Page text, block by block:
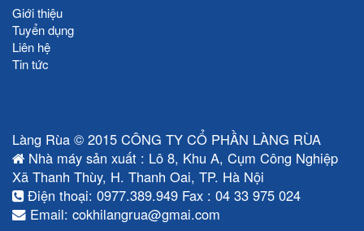
Giới thiệu
Tuyển dụng
Liên hệ
Tin tức
Làng Rùa © 2015 CÔNG TY CỔ PHẦN LÀNG RÙA
Nhà máy sản xuất : Lô 8, Khu A, Cụm Công Nghiệp
Xã Thanh Thùy, H. Thanh Oai, TP. Hà Nội
Điện thoại: 0977.389.949 Fax : 04 33 975 024
Email: cokhilangrua@gmai.com